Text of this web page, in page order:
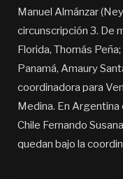
Manuel Almánzar
circunscripción 3. De
Florida, Thomás
Panamá, Amaury
coordinadora para
Medina. En Argentina
Chile Fernando
quedan bajo la